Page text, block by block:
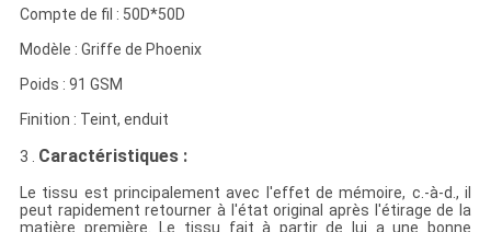
Compte de fil : 50D*50D
Modèle : Griffe de Phoenix
Poids : 91 GSM
Finition : Teint, enduit
3 . Caractéristiques :
Le tissu est principalement avec l'effet de mémoire, c.-à-d., il
peut rapidement retourner à l'état original après l'étirage de la
matière première. Le tissu fait à partir de lui a une bonne